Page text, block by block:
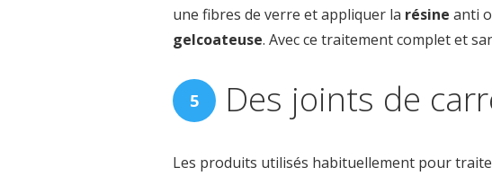
une fibres de verre et appliquer la résine anti
gelcoateuse. Avec ce traitement complet et
Des joints de
Les produits utilisés habituellement pour